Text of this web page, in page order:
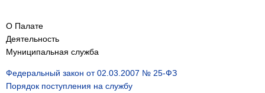
О Палате
Деятельность
Муниципальная служба
Федеральный закон от 02.03.2007 № 25-ФЗ
Порядок поступления на службу